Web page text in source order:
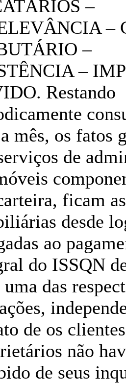
–
–
–
–
Restando
mês, os fatos
de
ficam as
desde
ao
do ISSQN
uma das
de os
não
de seus